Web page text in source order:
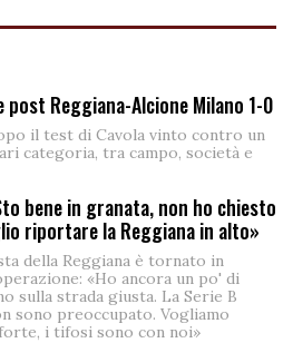
post Reggiana-Alcione Milano 1-0
il test di Cavola vinto contro un
categoria, tra campo, società e
bene in granata, non ho chiesto
riportare la Reggiana in alto»
della Reggiana è tornato in
«Ho ancora un po' di
sulla strada giusta. La Serie B
sono preoccupato. Vogliamo
i tifosi sono con noi»